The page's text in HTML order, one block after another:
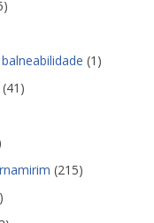
(1)
(41)
(215)